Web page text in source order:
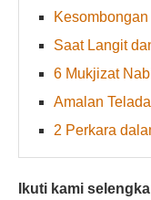
Saat Langit
Amalan
2 Perkara
Ikuti kami